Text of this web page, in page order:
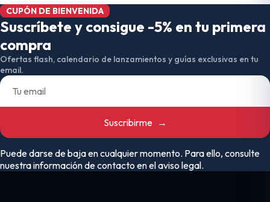
CUPÓN DE BIENVENIDA
Suscríbete y consigue -5% en tu primera
compra
Ofertas flash, calendario de lanzamientos y guías exclusivas en tu
email.
Suscribirme →
Puede darse de baja en cualquier momento. Para ello, consulte
nuestra información de contacto en el aviso legal.